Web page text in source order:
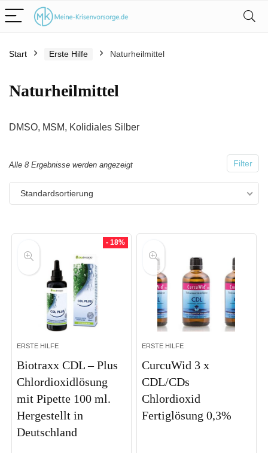
Start Erste Hilfe Naturheilmittel
Naturheilmittel
DMSO, MSM, Kolidiales Silber
Filter
Alle 8 Ergebnisse werden angezeigt
Standardsortierung
- 18%
ERSTE HILFE
Biotraxx CDL – Plus
Chlordioxidlösung
mit Pipette 100 ml.
Hergestellt in
Deutschland
ERSTE HILFE
CurcuWid 3 x
CDL/CDs
Chlordioxid
Fertiglösung 0,3%